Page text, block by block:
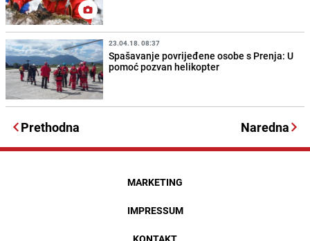
23.04.18. 08:37
Spašavanje povrijeđene osobe s Prenja: U
pomoć pozvan helikopter
Prethodna Naredna
MARKETING
IMPRESSUM